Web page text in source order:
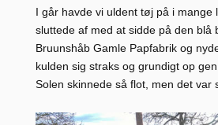
I går havde vi uldent tøj på i mange
sluttede af med at sidde på den blå
Bruunshåb Gamle Papfabrik og
kulden sig straks og grundigt op
Solen skinnede så flot, men det var